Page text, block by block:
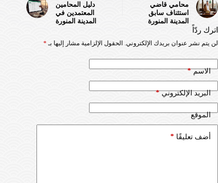
محامي قاضي
استئناف سابق
المدينة المنورة
دليل المحامين
المعتمدين في
المدينة المنورة
اترك ردّاً
لن يتم نشر عنوان بريدك الإلكتروني. الحقول الإلزامية مشار إليها بـ *
الاسم*
البريد الإلكتروني*
الموقع
أضف تعليقًا *